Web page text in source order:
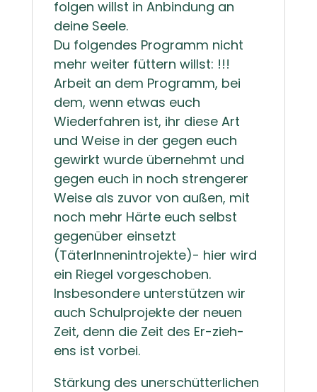
folgen willst in Anbindung an
deine Seele.
Du folgendes Programm nicht
mehr weiter füttern willst: !!!
Arbeit an dem Programm, bei
dem, wenn etwas euch
Wiederfahren ist, ihr diese Art
und Weise in der gegen euch
gewirkt wurde übernehmt und
gegen euch in noch strengerer
Weise als zuvor von außen, mit
noch mehr Härte euch selbst
gegenüber einsetzt
(TäterInnenintrojekte)- hier wird
ein Riegel vorgeschoben.
Insbesondere unterstützen wir
auch Schulprojekte der neuen
Zeit, denn die Zeit des Er-zieh-
ens ist vorbei.
Stärkung des unerschütterlichen